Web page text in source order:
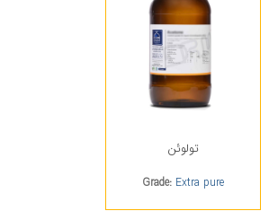
تولوئن
Grade: Extra pure